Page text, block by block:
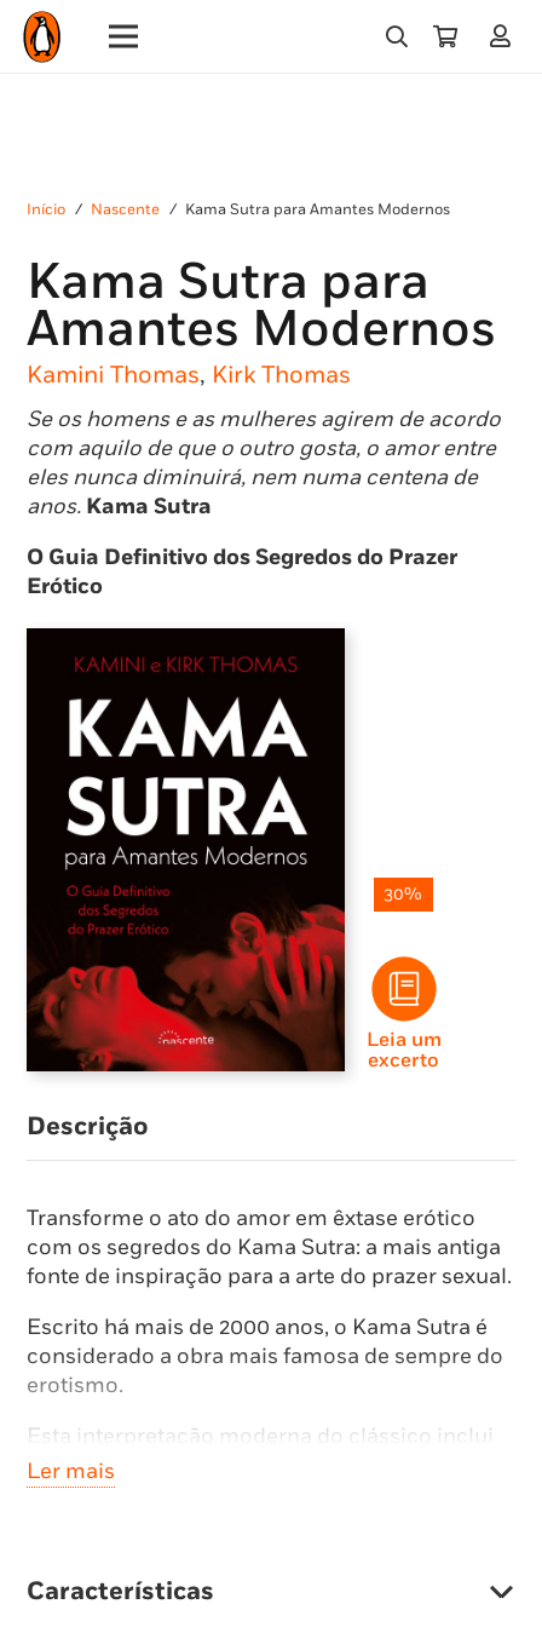
Início / Nascente / Kama Sutra para Amantes Modernos
Kama Sutra para
Amantes Modernos
Kamini Thomas, Kirk Thomas
Se os homens e as mulheres agirem de acordo
com aquilo de que o outro gosta, o amor entre
eles nunca diminuirá, nem numa centena de
anos. Kama Sutra
O Guia Definitivo dos Segredos do Prazer
Erótico
30%
Leia um
excerto
Descrição
Transforme o ato do amor em êxtase erótico
com os segredos do Kama Sutra: a mais antiga
fonte de inspiração para a arte do prazer sexual.
Escrito há mais de 2000 anos, o Kama Sutra é
considerado a obra mais famosa de sempre do
erotismo.
Esta interpretação moderna do clássico inclui
40 posições explícitas ilustradas com
fotografias de alta qualidade, orientações
As posições aqui descritas irão satisfazer
Ler mais
Características